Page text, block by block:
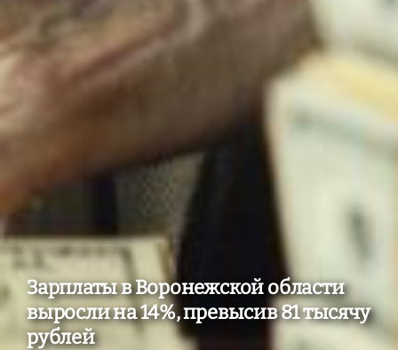
Зарплаты в Воронежской области
выросли на 14%, превысив 81 тысячу
рублей